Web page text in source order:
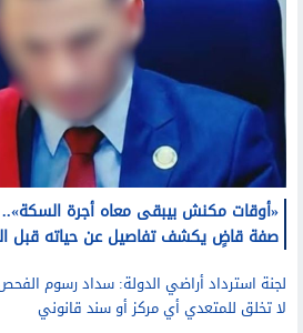
«أوقات مكنش بيبقى معاه أجرة
صفة قاضٍ يكشف تفاصيل عن حياته قبل
لجنة استرداد أراضي الدولة: سداد رسوم الفحص
لا تخلق للمتعدي أي مركز أو سند قانوني